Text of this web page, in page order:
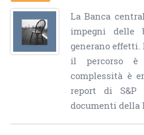
La Banca
impegni delle
generano effetti.
il percorso è
complessità è
report di
documenti della